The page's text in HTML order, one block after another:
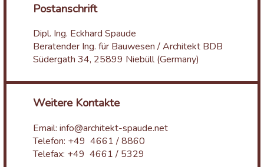
Postanschrift
Dipl. Ing. Eckhard Spaude
Beratender Ing. für Bauwesen / Architekt BDB
Südergath 34, 25899 Niebüll (Germany)
Weitere Kontakte
Email: info@architekt-spaude.net
Telefon: +49 4661 / 8860
Telefax: +49 4661 / 5329